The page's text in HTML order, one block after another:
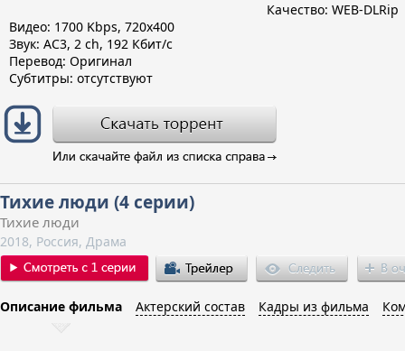
Качество: WEB-DLRip
Видео: 1700 Kbps, 720x400
Звук: AC3, 2 ch, 192 Кбит/с
Перевод: Оригинал
Субтитры: отсутствуют
Тихие люди (4 серии)
Тихие люди
2018, Россия, Драма
Описание фильма Актерский состав Кадры из фильма